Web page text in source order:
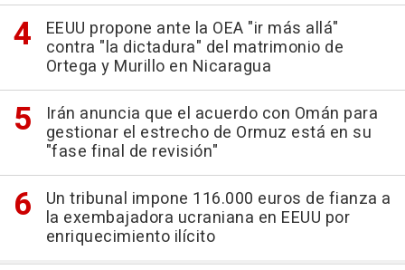
EEUU propone ante la OEA "ir más allá"
contra "la dictadura" del matrimonio de
Ortega y Murillo en Nicaragua
Irán anuncia que el acuerdo con Omán para
gestionar el estrecho de Ormuz está en su
"fase final de revisión"
Un tribunal impone 116.000 euros de fianza a
la exembajadora ucraniana en EEUU por
enriquecimiento ilícito